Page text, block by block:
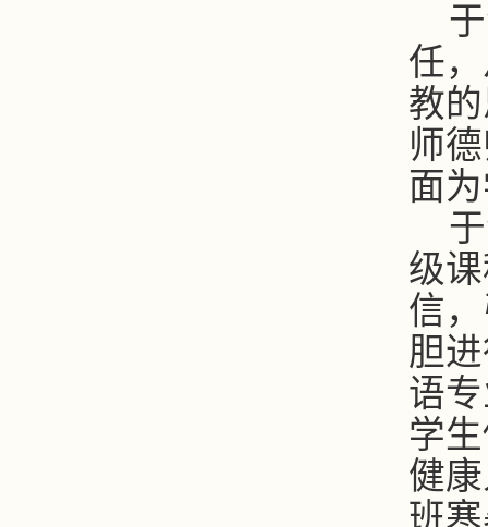
任
教
师
面
级
信
胆
语
学
健
班